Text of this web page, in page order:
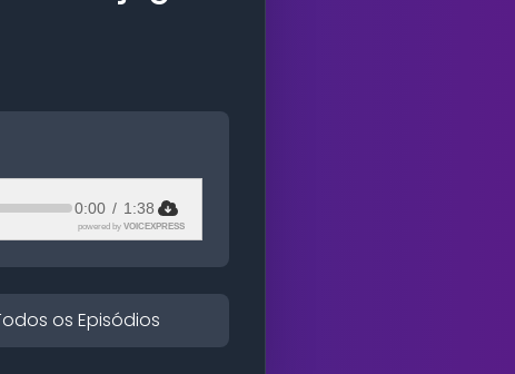
0:00 / 1:38
powered by VOICEXPRESS
os Episódios